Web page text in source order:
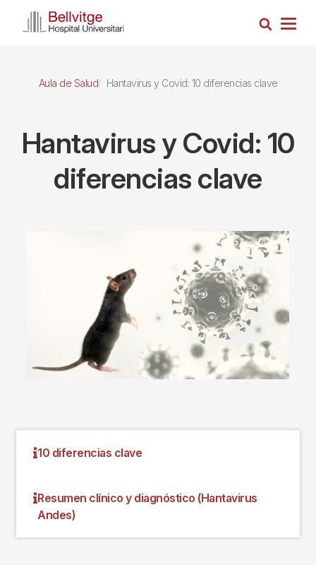
Busca
Aula de Salud Hantavirus y Covid: 10 diferencias clave
Hantavirus y Covid: 10
diferencias clave
10 diferencias clave
Resumen clínico y diagnóstico (Hantavirus
Andes)